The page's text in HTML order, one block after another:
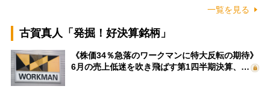
一覧を見る
古賀真人「発掘！好決算銘柄」
《株価34％急落のワークマンに特大反転の期待》
6月の売上低迷を吹き飛ばす第1四半期決算、…